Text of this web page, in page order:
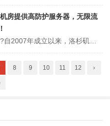
房提供高防护服务器，无限流
8 9 10 11 12 ›